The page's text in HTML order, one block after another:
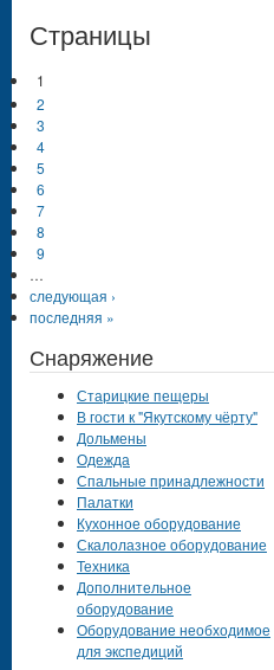
Страницы
1
2
3
4
5
6
7
8
9
…
следующая ›
последняя »
Снаряжение
Старицкие пещеры
В гости к "Якутскому чёрту"
Дольмены
Одежда
Спальные принадлежности
Палатки
Кухонное оборудование
Скалолазное оборудование
Техника
Дополнительное
оборудование
Оборудование необходимое
для экспедиций